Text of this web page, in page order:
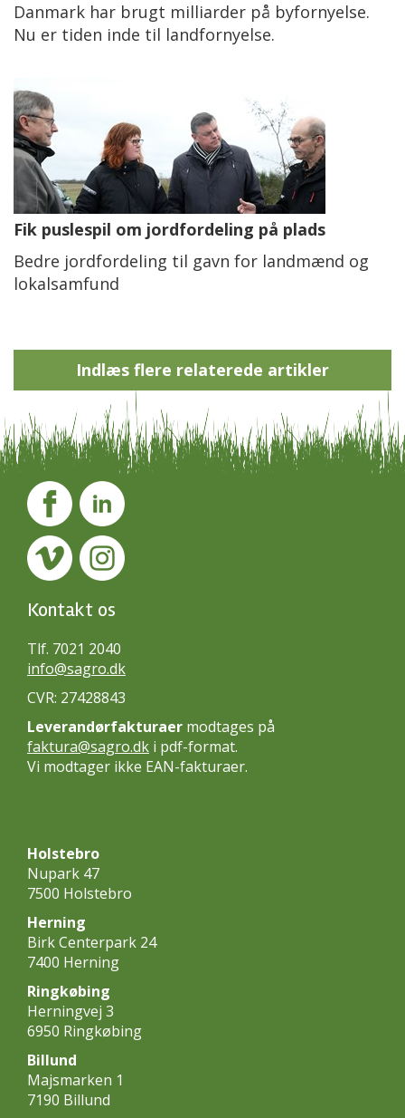
Danmark har brugt milliarder på byfornyelse.
Nu er tiden inde til landfornyelse.
Fik puslespil om jordfordeling på plads
Bedre jordfordeling til gavn for landmænd og
lokalsamfund
Indlæs flere relaterede artikler
Kontakt os
Tlf. 7021 2040
info@sagro.dk
CVR: 27428843
Leverandørfakturaer modtages på
faktura@sagro.dk i pdf-format.
Vi modtager ikke EAN-fakturaer.
Holstebro
Nupark 47
7500 Holstebro
Herning
Birk Centerpark 24
7400 Herning
Ringkøbing
Herningvej 3
6950 Ringkøbing
Billund
Majsmarken 1
7190 Billund